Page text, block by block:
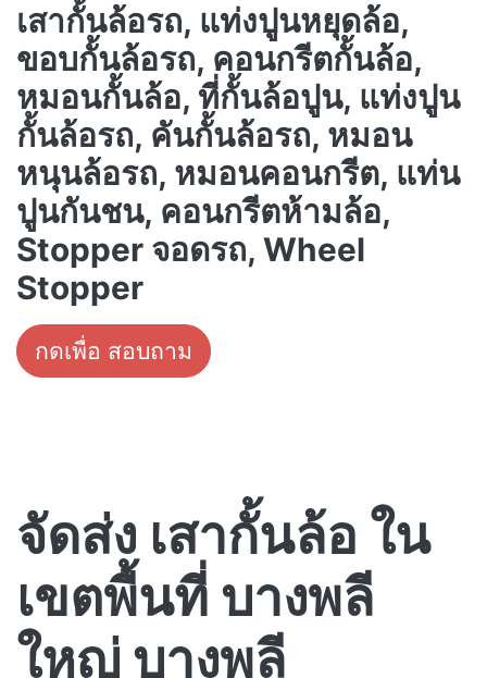
เสากั้นล้อรถ, แท่งปูนหยุดล้อ,
ขอบกั้นล้อรถ, คอนกรีตกั้นล้อ,
หมอนกั้นล้อ, ที่กั้นล้อปูน, แท่งปูน
กั้นล้อรถ, คันกั้นล้อรถ, หมอน
หนุนล้อรถ, หมอนคอนกรีต, แท่น
ปูนกันชน, คอนกรีตห้ามล้อ,
Stopper จอดรถ, Wheel
Stopper
กดเพื่อ สอบถาม
จัดส่ง เสากั้นล้อ ใน
เขตพื้นที่ บางพลี
ใหญ่ บางพลี